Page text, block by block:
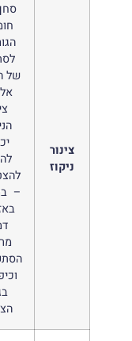
צינור
ניקוז
של
אל
–